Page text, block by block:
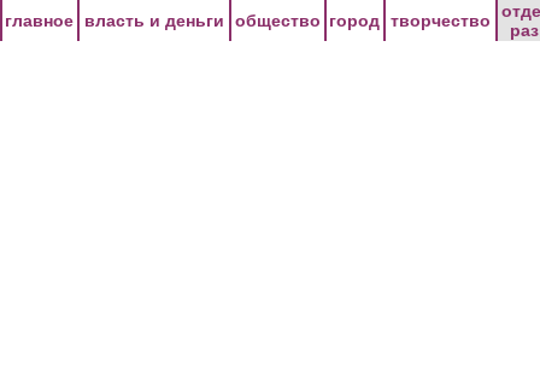
главное власть и деньги общество город творчество